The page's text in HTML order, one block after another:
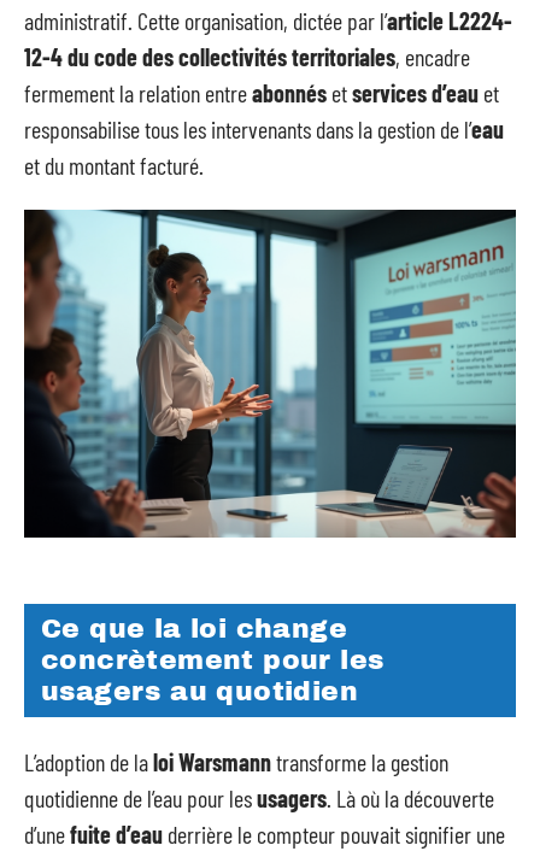
administratif. Cette organisation, dictée par l’article L2224-
12-4 du code des collectivités territoriales, encadre
fermement la relation entreabonnés etservices d’eau et
responsabilise tous les intervenants dans la gestion de l’eau
et du montant facturé.
Ce que la loi change
concrètement pour les
usagers au quotidien
L’adoption de laloi Warsmanntransforme la gestion
quotidienne de l’eau pour lesusagers. Là où la découverte
d’unefuite d’eau derrière le compteur pouvait signifier une